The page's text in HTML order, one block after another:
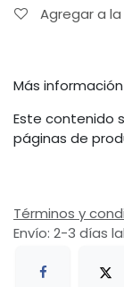
Agregar a
Más información
Este contenido
páginas de
Términos y
Envío: 2-3 días